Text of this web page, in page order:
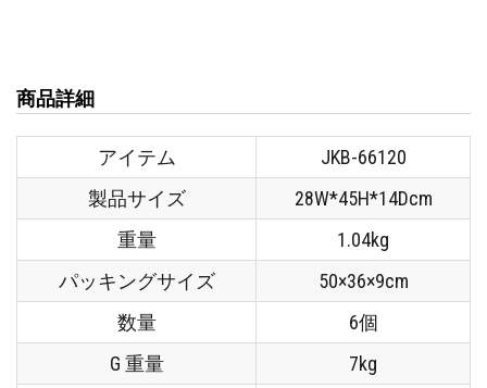
商品詳細
アイテム
JKB-66120
製品サイズ
28W*45H*14Dcm
重量
1.04kg
パッキングサイズ
50×36×9cm
数量
6個
G 重量
7kg